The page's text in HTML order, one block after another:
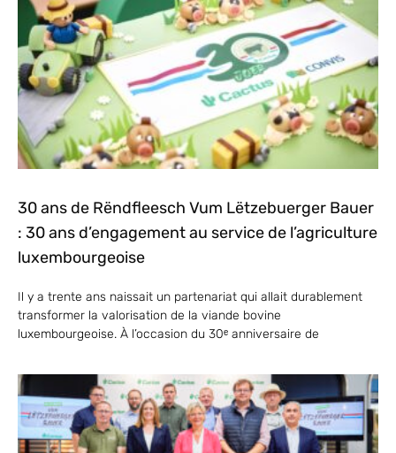
30 ans de Rëndfleesch Vum Lëtzebuerger Bauer
: 30 ans d’engagement au service de l’agriculture
luxembourgeoise
Il y a trente ans naissait un partenariat qui allait durablement
transformer la valorisation de la viande bovine
luxembourgeoise. À l’occasion du 30ᵉ anniversaire de